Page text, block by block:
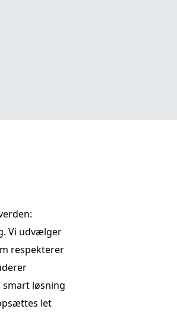
Vi udvælger
respekterer
smart løsning
let